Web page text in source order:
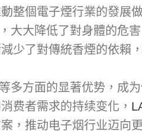
整個電子煙行業的發展
大大降低了對身體的危
少了對傳統香煙的依賴
多方面的显著优势，成
费者需求的持续变化，
，推动电子烟行业迈向